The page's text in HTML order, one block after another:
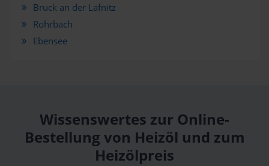
Bruck an der Lafnitz
Rohrbach
Ebensee
Wissenswertes zur Online-
Bestellung von Heizöl und zum
Heizölpreis